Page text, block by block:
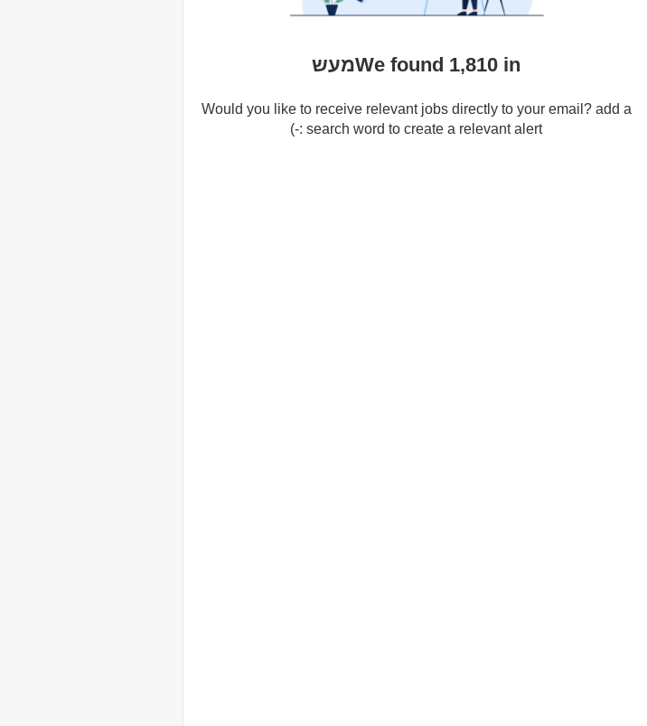
We found 1,810 inמעש
Would you like to receive relevant jobs directly to your email? add a
search word to create a relevant alert :-)